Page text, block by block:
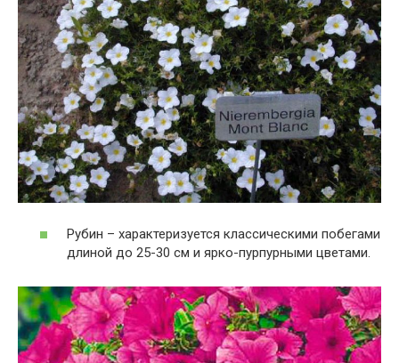
Рубин – характеризуется классическими побегами
длиной до 25-30 см и ярко-пурпурными цветами.